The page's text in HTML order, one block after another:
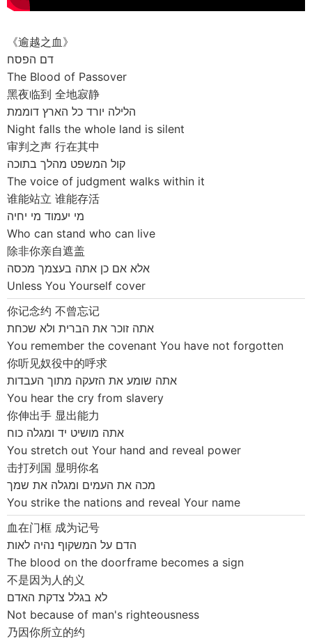
《逾越之血》
דם הפסח
The Blood of Passover
黑夜临到 全地寂静
הלילה יורד כל הארץ דוממת
Night falls the whole land is silent
审判之声 行在其中
קול המשפט מהלך בתוכה
The voice of judgment walks within it
谁能站立 谁能存活
מי יעמוד מי יחיה
Who can stand who can live
除非你亲自遮盖
אלא אם כן אתה בעצמך מכסה
Unless You Yourself cover
你记念约 不曾忘记
אתה זוכר את הברית ולא שכחת
You remember the covenant You have not forgotten
你听见奴役中的呼求
אתה שומע את הזעקה מתוך העבדות
You hear the cry from slavery
你伸出手 显出能力
אתה מושיט יד ומגלה כוח
You stretch out Your hand and reveal power
击打列国 显明你名
מכה את העמים ומגלה את שמך
You strike the nations and reveal Your name
血在门框 成为记号
הדם על המשקוף נהיה לאות
The blood on the doorframe becomes a sign
不是因为人的义
לא בגלל צדקת האדם
Not because of man's righteousness
乃因你所立的约